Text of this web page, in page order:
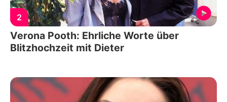
2
Verona Pooth: Ehrliche Worte über
Blitzhochzeit mit Dieter